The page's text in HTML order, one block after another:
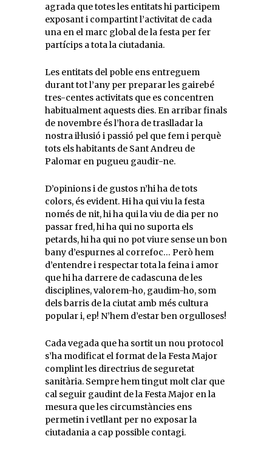
agrada que totes les entitats hi participem
exposant i compartint l’activitat de cada
una en el marc global de la festa per fer
partícips a tota la ciutadania.
Les entitats del poble ens entreguem
durant tot l’any per preparar les gairebé
tres-centes activitats que es concentren
habitualment aquests dies. En arribar finals
de novembre és l’hora de traslladar la
nostra il·lusió i passió pel que fem i perquè
tots els habitants de Sant Andreu de
Palomar en pugueu gaudir-ne.
D’opinions i de gustos n’hi ha de tots
colors, és evident. Hi ha qui viu la festa
només de nit, hi ha qui la viu de dia per no
passar fred, hi ha qui no suporta els
petards, hi ha qui no pot viure sense un bon
bany d’espurnes al correfoc… Però hem
d’entendre i respectar tota la feina i amor
que hi ha darrere de cadascuna de les
disciplines, valorem-ho, gaudim-ho, som
dels barris de la ciutat amb més cultura
popular i, ep! N’hem d’estar ben orgulloses!
Cada vegada que ha sortit un nou protocol
s’ha modificat el format de la Festa Major
complint les directrius de seguretat
sanitària. Sempre hem tingut molt clar que
cal seguir gaudint de la Festa Major en la
mesura que les circumstàncies ens
permetin i vetllant per no exposar la
ciutadania a cap possible contagi.